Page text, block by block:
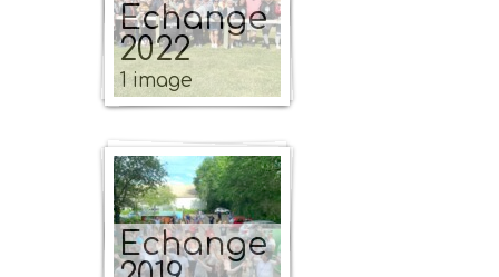
Echange
2022
1 image
Echange